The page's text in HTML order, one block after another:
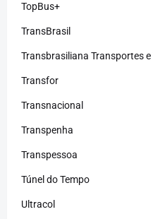
TopBus+
TransBrasil
Transbrasiliana Transportes e
Transfor
Transnacional
Transpenha
Transpessoa
Túnel do Tempo
Ultracol